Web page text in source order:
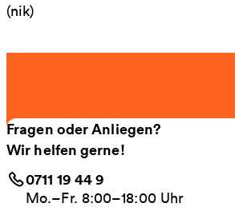
(nik)
Fragen oder Anliegen?
Wir helfen gerne!
0711 19 44 9
Mo.–Fr. 8:00–18:00 Uhr